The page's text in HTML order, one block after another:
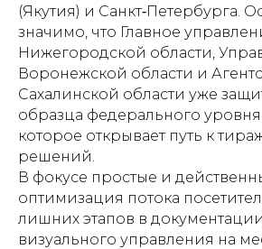
(Якутия) и Санкт‑Петербурга.
значимо, что Главное
Нижегородской области,
Воронежской области и
Сахалинской области уже
образца федерального
которое открывает путь к
решений.
В фокусе простые и
оптимизация потока
лишних этапов в
визуального управления на